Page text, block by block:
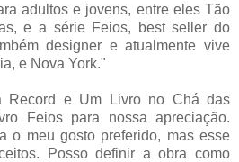
adultos e jovens, entre eles Tão
e a série Feios, best seller do
designer e atualmente vive
e Nova York."
Record e Um Livro no Chá das
Feios para nossa apreciação.
o meu gosto preferido, mas esse
Posso definir a obra como